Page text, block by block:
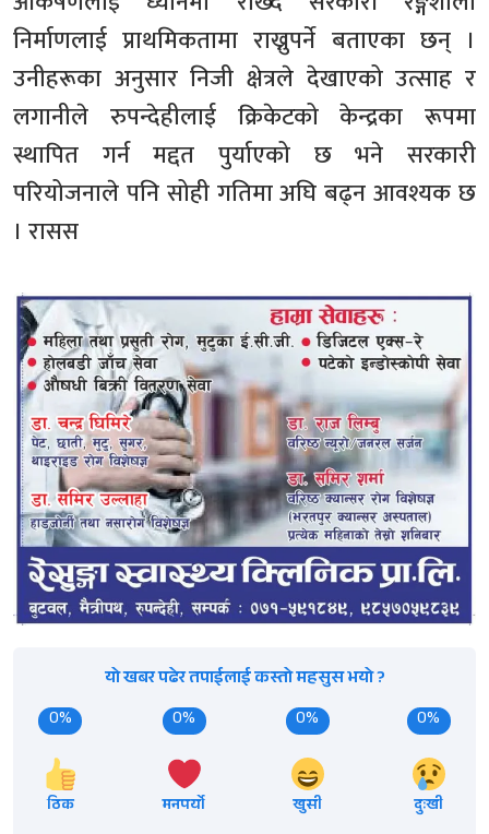
निर्माणलाई प्राथमिकतामा राख्नुपर्ने बताएका छन् ।
उनीहरूका अनुसार निजी क्षेत्रले देखाएको उत्साह र
लगानीले रुपन्देहीलाई क्रिकेटको केन्द्रका रूपमा
स्थापित गर्न मद्दत पुर्याएको छ भने सरकारी
परियोजनाले पनि सोही गतिमा अघि बढ्न आवश्यक छ
। रासस
यो खबर पढेर तपाईलाई कस्तो महसुस भयो ?
0%
ठिक
0%
मनपर्यो
0%
खुसी
0%
दुःखी